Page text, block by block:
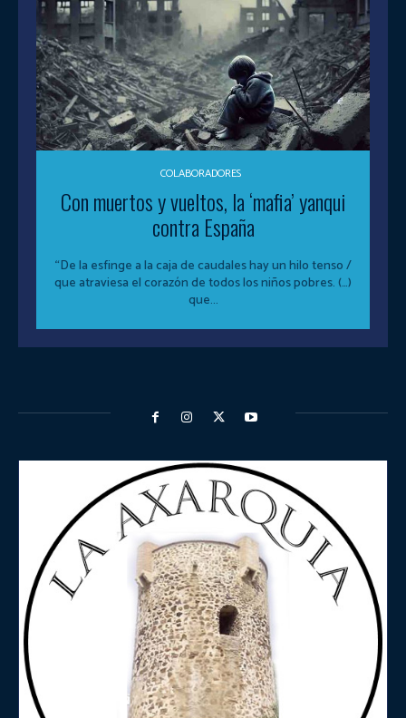
COLABORADORES
Con muertos y vueltos, la ‘mafia’ yanqui
contra España
“De la esfinge a la caja de caudales hay un hilo tenso /
que atraviesa el corazón de todos los niños pobres. (…)
que...